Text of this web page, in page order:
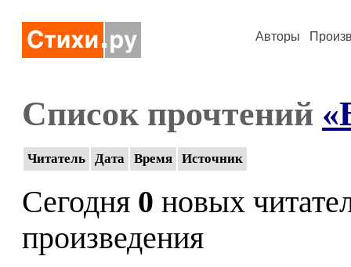
Авторы
Список прочтений
Читатель Дата Время Источник
Сегодня 0 новых
произведения